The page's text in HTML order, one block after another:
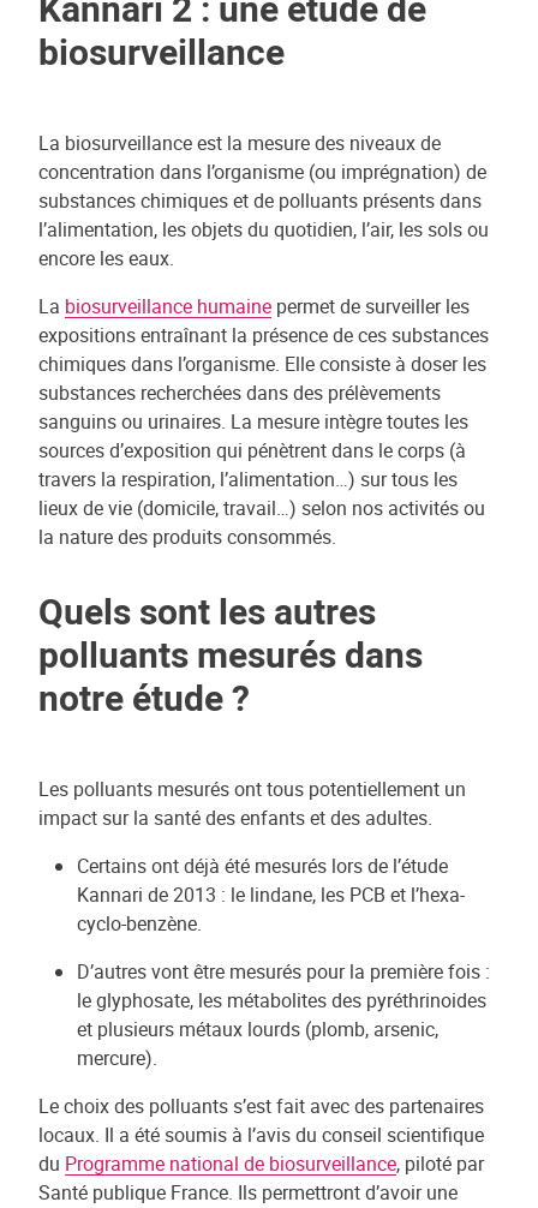
biosurveillance
La biosurveillance est la mesure des niveaux de
concentration dans l’organisme (ou imprégnation) de
substances chimiques et de polluants présents dans
l’alimentation, les objets du quotidien, l’air, les sols ou
encore les eaux.
La biosurveillance humaine permet de surveiller les
expositions entraînant la présence de ces substances
chimiques dans l’organisme. Elle consiste à doser les
substances recherchées dans des prélèvements
sanguins ou urinaires. La mesure intègre toutes les
sources d’exposition qui pénètrent dans le corps (à
travers la respiration, l’alimentation…) sur tous les
lieux de vie (domicile, travail…) selon nos activités ou
la nature des produits consommés.
Quels sont les autres
polluants mesurés dans
notre étude ?
Les polluants mesurés ont tous potentiellement un
impact sur la santé des enfants et des adultes.
Certains ont déjà été mesurés lors de l’étude
Kannari de 2013 : le lindane, les PCB et l’hexa-
cyclo-benzène.
D’autres vont être mesurés pour la première fois :
le glyphosate, les métabolites des pyréthrinoides
et plusieurs métaux lourds (plomb, arsenic,
mercure).
Le choix des polluants s’est fait avec des partenaires
locaux. Il a été soumis à l’avis du conseil scientifique
du Programme national de biosurveillance, piloté par
Santé publique France. Ils permettront d’avoir une